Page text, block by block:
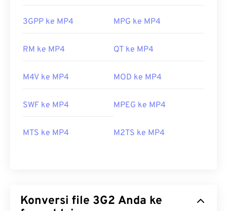
3GPP ke MP4 MPG ke MP4
RM ke MP4 QT ke MP4
M4V ke MP4 MOD ke MP4
SWF ke MP4 MPEG ke MP4
MTS ke MP4 M2TS ke MP4
Konversi file 3G2 Anda ke